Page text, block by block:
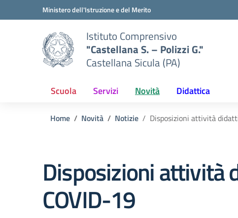
Vai ai contenuti
Vai al menu di navigazioneMinistero dell'Istruzione e del Merito
Istituto Comprensivo
"Castellana S. – Polizzi G."
Castellana Sicula (PA)
Scuola Servizi Novità Didattica
Home Novità Notizie Disposizioni attività
Disposizioni attività
COVID-19